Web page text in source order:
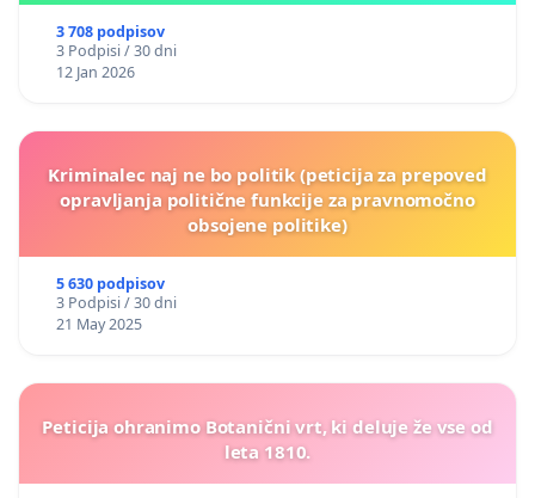
3 708 podpisov
3 Podpisi / 30 dni
12 Jan 2026
Kriminalec naj ne bo politik (peticija za prepoved
opravljanja politične funkcije za pravnomočno
obsojene politike)
5 630 podpisov
3 Podpisi / 30 dni
21 May 2025
Peticija ohranimo Botanični vrt, ki deluje že vse od
leta 1810.